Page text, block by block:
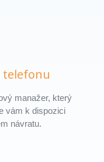
telefonu
manažer, který
vám k dispozici
návratu.